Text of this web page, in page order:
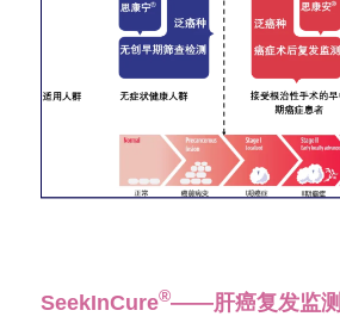
SeekInCure®——肝癌复发监测